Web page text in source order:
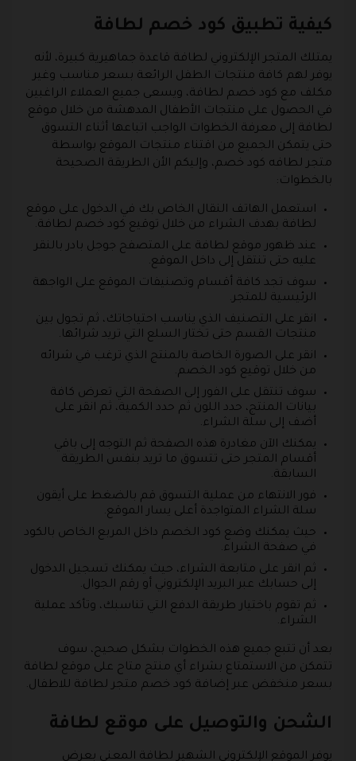
كيفية تطبيق كود خصم لطافة
يمتلك المتجر الإلكتروني لطافة قاعدة جماهيرية كبيرة، لأنه
يوفر لهم كافة منتجات الطفل الرائعة بسعر مناسب وغير
مكلف مع كود خصم لطافة، ويسعى جميع العملاء الراغبين
في الحصول على منتجات الأطفال المدهشة من خلال موقع
لطافة إلى معرفة الخطوات الواجب اتباعها أثناء التسوق
حتى يتمكن الجميع من اقتناء منتجات الموقع بواسطة
متجر لطافه كود خصم، وإليكم الأن الطريقة الصحيحة
بالخطوات:
استعمل الهاتف النقال الخاص بك في الدخول على موقع
لطافة بهدف الشراء من خلال توقيع كود خصم لطافة.
عند ظهور موقع لطافة على المتصفح جوجل بادر بالنقر
عليه حتى تنتقل إلى داخل الموقع.
سوف تجد كافة أقسام وتصنيفات الموقع على الواجهة
الرئيسية للمتجر.
انقر على التصنيف الذي يناسب احتياجاتك، ثم تجول بين
منتجات القسم حتى تختار السلع التي تريد شرائها.
انقر على الصورة الخاصة بالمنتج الذي ترغب في شرائه
من خلال توقيع كود الخصم.
سوف تنتقل على الفور إلى الصفحة التي تعرض كافة
بيانات المنتج، حدد اللون ثم حدد الكمية، ثم انقر على
أضف إلى سلة الشراء.
يمكنك الآن مغادرة هذه الصفحة ثم التوجه إلى باقي
أقسام المتجر حتى تتسوق ما تريد بنفس الطريقة
السابقة.
فور الانتهاء من عملية التسوق قم بالضغط على أيقون
سلة الشراء المتواجدة أعلى يسار الموقع.
حيث يمكنك وضع كود الخصم داخل المربع الخاص بالكود
في صفحة الشراء.
ثم انقر على متابعة الشراء، حيث يمكنك تسجيل الدخول
إلى حسابك عبر البريد الإلكتروني أو رقم الجوال.
ثم تقوم باختيار طريقة الدفع التي تناسبك، وتأكد عملية
الشراء.
بعد أن تتبع جميع هذه الخطوات بشكل صحيح، سوف
تتمكن من الاستمتاع بشراء أي منتج متاح على موقع لطافة
بسعر منخفض عبر إضافة كود خصم متجر لطافة للاطفال.
الشحن والتوصيل على موقع لطافة
يوفر الموقع الإلكتروني الشهير لطافة المعني بعرض